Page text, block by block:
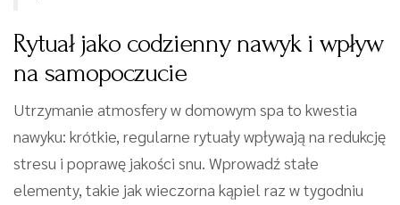
Rytuał jako codzienny nawyk i wpływ
na samopoczucie
Utrzymanie atmosfery w domowym spa to kwestia
nawyku: krótkie, regularne rytuały wpływają na redukcję
stresu i poprawę jakości snu. Wprowadź stałe
elementy, takie jak wieczorna kąpiel raz w tygodniu